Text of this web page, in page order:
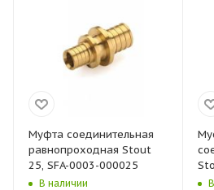
Муфта соединительная
равнопроходная Stout
25, SFA-0003-000025
В наличии